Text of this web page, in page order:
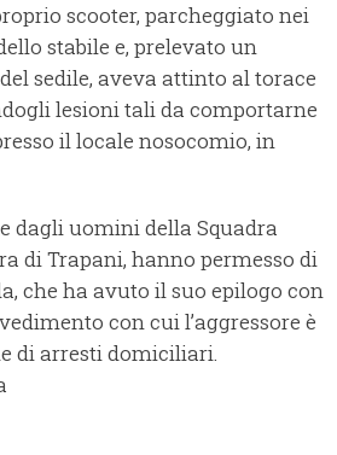
scooter, parcheggiato nei
stabile e, prelevato un
sedile, aveva attinto al torace
lesioni tali da comportarne
il locale nosocomio, in
dagli uomini della Squadra
di Trapani, hanno permesso di
che ha avuto il suo epilogo con
con cui l’aggressore è
di arresti domiciliari.